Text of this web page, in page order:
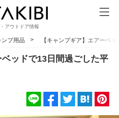
アウトドア情報
プ用品 【キャンプギア】エアーベ
ベッドで13日間過ごした平